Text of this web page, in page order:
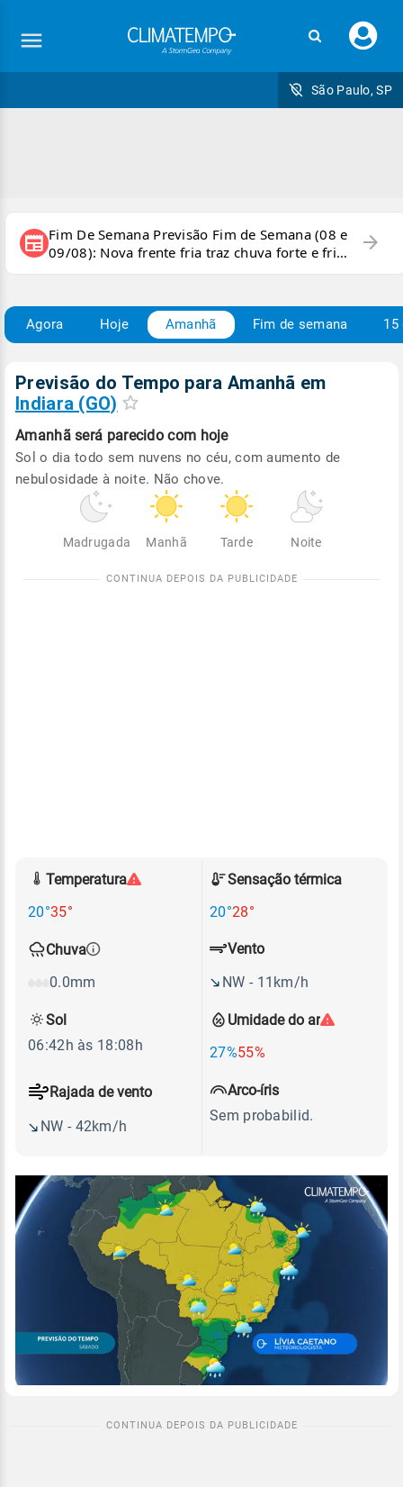
seu
São Paulo, SP
newspaper Fim De Semana Previsão Fim de Semana (08 e
09/08): Nova frente fria traz chuva forte e frio
para áreas do país
arrow_forward
Agora Hoje Amanhã Fim de semana 15
Previsão do Tempo para Amanhã em
Indiara (GO)
Amanhã será parecido com hoje
Sol o dia todo sem nuvens no céu, com aumento de
nebulosidade à noite. Não chove.
Madrugada Manhã Tarde Noite
Temperatura
20°35°
Sensação térmica
20°28°
Chuva
0.0mm
Umidade do ar
27%55%
Vento
NW - 11km/h
Rajada de vento
NW - 42km/h
Sol
06:42h às 18:08h
Arco-íris
Sem probabilid.